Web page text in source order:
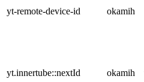
yt-remote-device-id okamih
yt.innertube::nextId okamih